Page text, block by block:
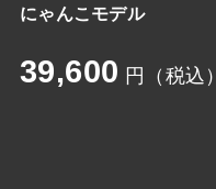
にゃんこモデル
39,600 円（税込）